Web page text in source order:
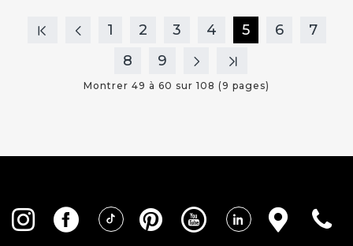
1 2 3 4 5 6
7
8
9
Montrer 49 à 60 sur 108 (9 pages)